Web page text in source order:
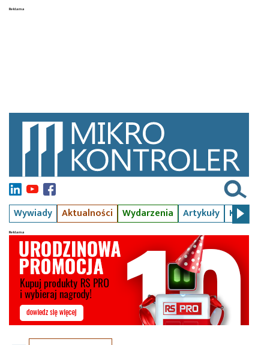
Wywiady Aktualności Wydarzenia Artykuły Kursy